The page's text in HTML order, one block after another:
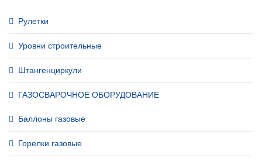
Рулетки
Уровни строительные
Штангенциркули
ГАЗОСВАРОЧНОЕ ОБОРУДОВАНИЕ
Баллоны газовые
Горелки газовые